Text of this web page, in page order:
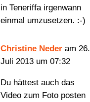
in Teneriffa irgenwann
einmal umzusetzen. :-)
Christine Neder am 26.
Juli 2013 um 07:32
Du hättest auch das
Video zum Foto posten